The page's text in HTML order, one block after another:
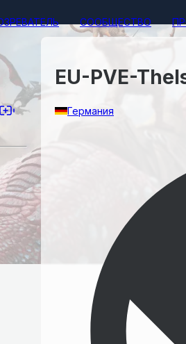
СООБЩЕСТВО
EU-PVE-
Германия